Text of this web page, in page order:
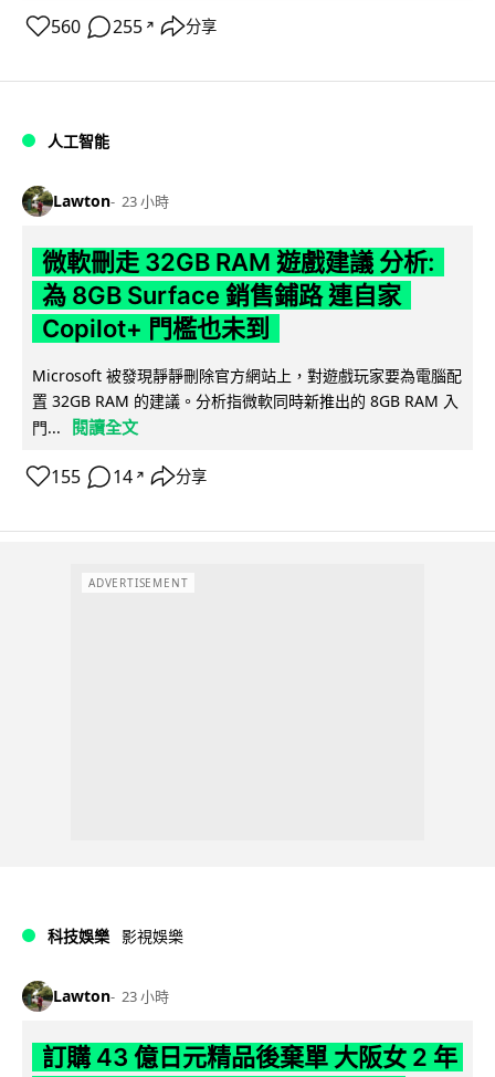
560 255 ↗ 分享
人工智能
Lawton 23 小時
微軟刪走 32GB RAM 遊戲建議 分析:
為 8GB Surface 銷售鋪路 連自家
Copilot+ 門檻也未到
Microsoft 被發現靜靜刪除官方網站上，對遊戲玩家要為電腦配
置 32GB RAM 的建議。分析指微軟同時新推出的 8GB RAM 入
門...
閱讀全文
155 14 ↗ 分享
ADVERTISEMENT
科技娛樂 影視娛樂
Lawton 23 小時
訂購 43 億日元精品後棄單 大阪女 2 年